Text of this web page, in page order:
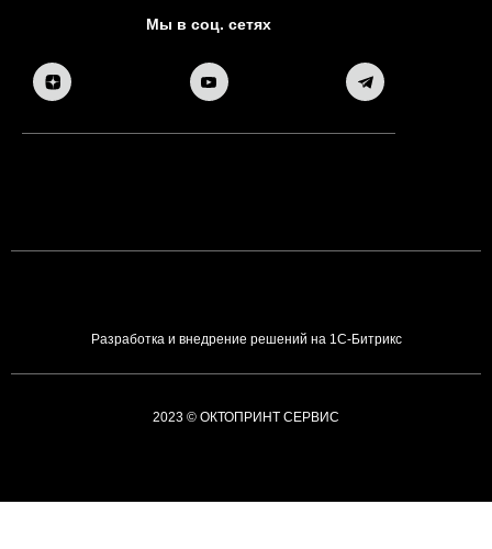
Мы в соц. сетях
Разработка и внедрение решений на 1С-Битрикс
2023 © ОКТОПРИНТ СЕРВИС